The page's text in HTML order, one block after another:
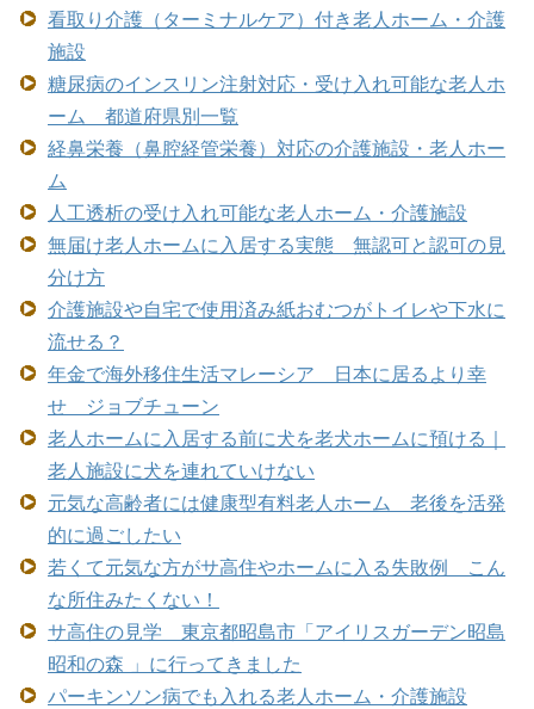
看取り介護（ターミナルケア）付き老人ホーム・介護
施設
糖尿病のインスリン注射対応・受け入れ可能な老人ホ
ーム 都道府県別一覧
経鼻栄養（鼻腔経管栄養）対応の介護施設・老人ホー
ム
人工透析の受け入れ可能な老人ホーム・介護施設
無届け老人ホームに入居する実態 無認可と認可の見
分け方
介護施設や自宅で使用済み紙おむつがトイレや下水に
流せる？
年金で海外移住生活マレーシア 日本に居るより幸
せ ジョブチューン
老人ホームに入居する前に犬を老犬ホームに預ける｜
老人施設に犬を連れていけない
元気な高齢者には健康型有料老人ホーム 老後を活発
的に過ごしたい
若くて元気な方がサ高住やホームに入る失敗例 こん
な所住みたくない！
サ高住の見学 東京都昭島市「アイリスガーデン昭島
昭和の森 」に行ってきました
パーキンソン病でも入れる老人ホーム・介護施設